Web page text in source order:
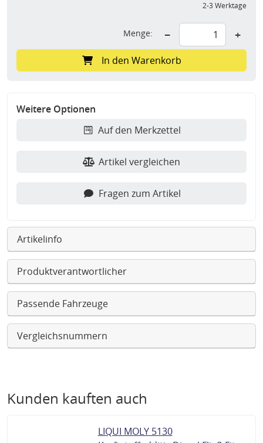
2-3 Werktage
Menge: − +
In den Warenkorb
Weitere Optionen
Auf den Merkzettel
Artikel vergleichen
Fragen zum Artikel
Artikelinfo
Produktverantwortlicher
Passende Fahrzeuge
Vergleichsnummern
Kunden kauften auch
LIQUI MOLY 5130